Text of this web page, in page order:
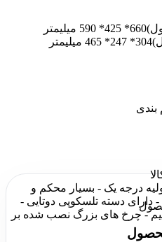
660* 425* 590 میلیمتر
304* 247* 465 میلیمتر
بندی
درجه یک - بسیار محکم و
- دارای دسته تلسکوپی دوتایی -
- چرخ های بزرگ نصب شده بر